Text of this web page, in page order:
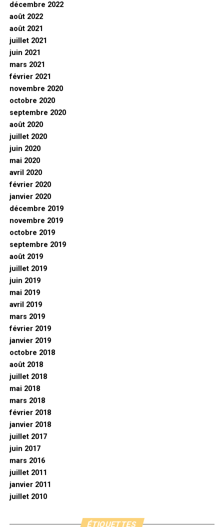
décembre 2022
août 2022
août 2021
juillet 2021
juin 2021
mars 2021
février 2021
novembre 2020
octobre 2020
septembre 2020
août 2020
juillet 2020
juin 2020
mai 2020
avril 2020
février 2020
janvier 2020
décembre 2019
novembre 2019
octobre 2019
septembre 2019
août 2019
juillet 2019
juin 2019
mai 2019
avril 2019
mars 2019
février 2019
janvier 2019
octobre 2018
août 2018
juillet 2018
mai 2018
mars 2018
février 2018
janvier 2018
juillet 2017
juin 2017
mars 2016
juillet 2011
janvier 2011
juillet 2010
ÉTIQUETTES